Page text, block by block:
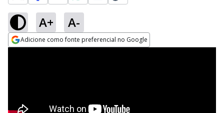
A+ A-
Adicione como fonte preferencial no Google